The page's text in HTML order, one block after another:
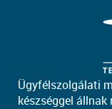
Ügyfélszolgálati
készséggel állnak